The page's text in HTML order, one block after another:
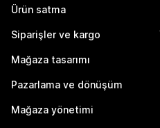
Ürün satma
Siparişler ve kargo
Mağaza tasarımı
Pazarlama ve dönüşüm
Mağaza yönetimi